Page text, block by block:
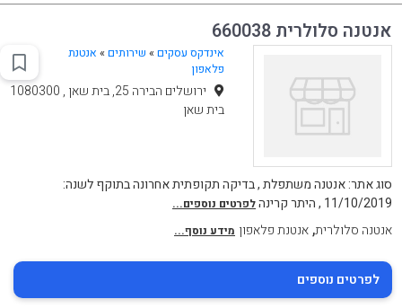
אנטנה סלולרית 660038
אינדקס עסקים » שירותים» אנטנת
פלאפון
ירושלים הבירה 25, בית שאן , 1080300
בית שאן
סוג אתר: אנטנה משתפלת , בדיקה תקופתית אחרונה בתוקף לשנה:
11/10/2019 , היתר קרינה
לפרטים נוספים...
אנטנה סלולרית,אנטנת פלאפון מידע נוסף...
לפרטים נוספים